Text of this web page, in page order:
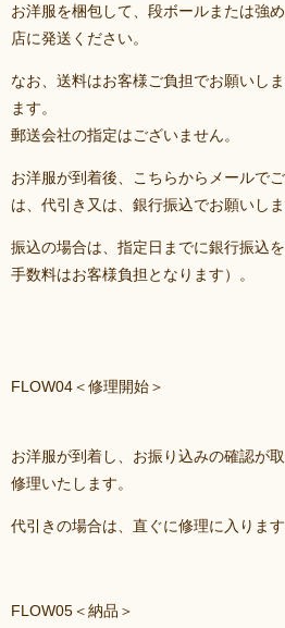
お洋服を梱包して、段ボールまたは強
店に発送ください。
なお、送料はお客様ご負担でお願いし
ます。
郵送会社の指定はございません。
お洋服が到着後、こちらからメールで
は、代引き又は、銀行振込でお願いしま
振込の場合は、指定日までに銀行振込
手数料はお客様負担となります）。
FLOW04＜修理開始＞
お洋服が到着し、お振り込みの確認が
修理いたします。
代引きの場合は、直ぐに修理に入ります
FLOW05＜納品＞